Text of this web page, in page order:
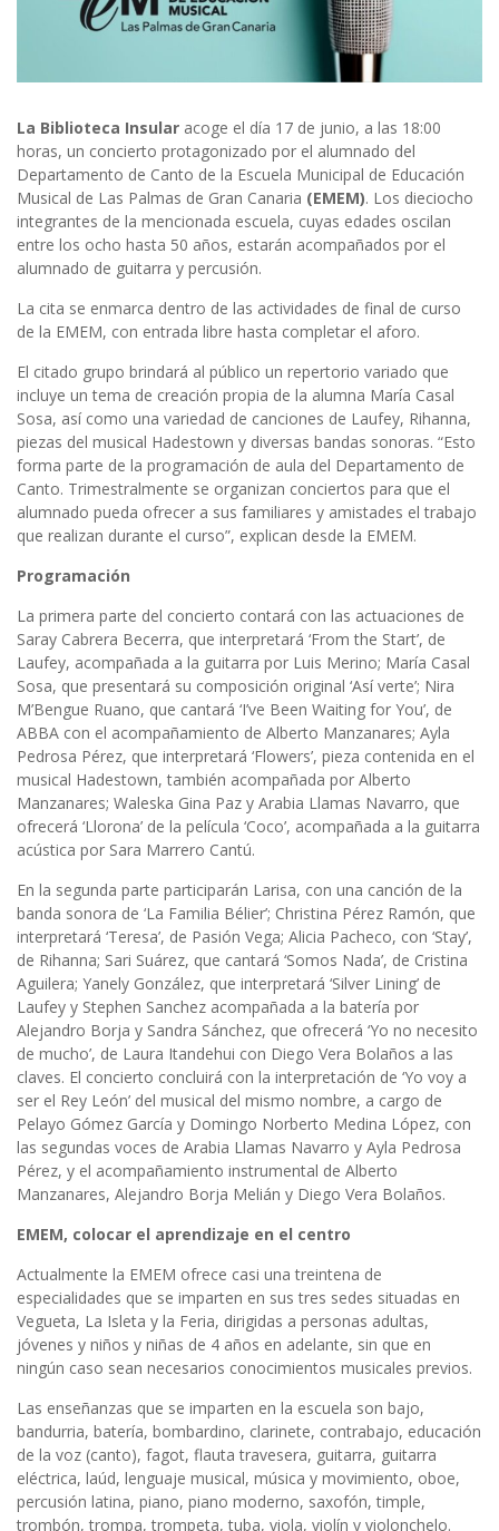
La Biblioteca Insular acoge el día 17 de junio, a las 18:00
horas, un concierto protagonizado por el alumnado del
Departamento de Canto de la Escuela Municipal de Educación
Musical de Las Palmas de Gran Canaria (EMEM). Los dieciocho
integrantes de la mencionada escuela, cuyas edades oscilan
entre los ocho hasta 50 años, estarán acompañados por el
alumnado de guitarra y percusión.
La cita se enmarca dentro de las actividades de final de curso
de la EMEM, con entrada libre hasta completar el aforo.
El citado grupo brindará al público un repertorio variado que
incluye un tema de creación propia de la alumna María Casal
Sosa, así como una variedad de canciones de Laufey, Rihanna,
piezas del musical Hadestown y diversas bandas sonoras. “Esto
forma parte de la programación de aula del Departamento de
Canto. Trimestralmente se organizan conciertos para que el
alumnado pueda ofrecer a sus familiares y amistades el trabajo
que realizan durante el curso”, explican desde la EMEM.
Programación
La primera parte del concierto contará con las actuaciones de
Saray Cabrera Becerra, que interpretará ‘From the Start’, de
Laufey, acompañada a la guitarra por Luis Merino; María Casal
Sosa, que presentará su composición original ‘Así verte’; Nira
M’Bengue Ruano, que cantará ‘I’ve Been Waiting for You’, de
ABBA con el acompañamiento de Alberto Manzanares; Ayla
Pedrosa Pérez, que interpretará ‘Flowers’, pieza contenida en el
musical Hadestown, también acompañada por Alberto
Manzanares; Waleska Gina Paz y Arabia Llamas Navarro, que
ofrecerá ‘Llorona’ de la película ‘Coco’, acompañada a la guitarra
acústica por Sara Marrero Cantú.
En la segunda parte participarán Larisa, con una canción de la
banda sonora de ‘La Familia Bélier’; Christina Pérez Ramón, que
interpretará ‘Teresa’, de Pasión Vega; Alicia Pacheco, con ‘Stay’,
de Rihanna; Sari Suárez, que cantará ‘Somos Nada’, de Cristina
Aguilera; Yanely González, que interpretará ‘Silver Lining’ de
Laufey y Stephen Sanchez acompañada a la batería por
Alejandro Borja y Sandra Sánchez, que ofrecerá ‘Yo no necesito
de mucho’, de Laura Itandehui con Diego Vera Bolaños a las
claves. El concierto concluirá con la interpretación de ‘Yo voy a
ser el Rey León’ del musical del mismo nombre, a cargo de
Pelayo Gómez García y Domingo Norberto Medina López, con
las segundas voces de Arabia Llamas Navarro y Ayla Pedrosa
Pérez, y el acompañamiento instrumental de Alberto
Manzanares, Alejandro Borja Melián y Diego Vera Bolaños.
EMEM, colocar el aprendizaje en el centro
Actualmente la EMEM ofrece casi una treintena de
especialidades que se imparten en sus tres sedes situadas en
Vegueta, La Isleta y la Feria, dirigidas a personas adultas,
jóvenes y niños y niñas de 4 años en adelante, sin que en
ningún caso sean necesarios conocimientos musicales previos.
Las enseñanzas que se imparten en la escuela son bajo,
bandurria, batería, bombardino, clarinete, contrabajo, educación
de la voz (canto), fagot, flauta travesera, guitarra, guitarra
eléctrica, laúd, lenguaje musical, música y movimiento, oboe,
percusión latina, piano, piano moderno, saxofón, timple,
trombón, trompa, trompeta, tuba, viola, violín y violonchelo.